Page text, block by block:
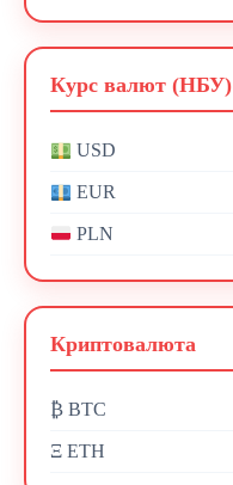
Курс валют (НБУ)
USD
EUR
PLN
Криптовалюта
₿ BTC
Ξ ETH